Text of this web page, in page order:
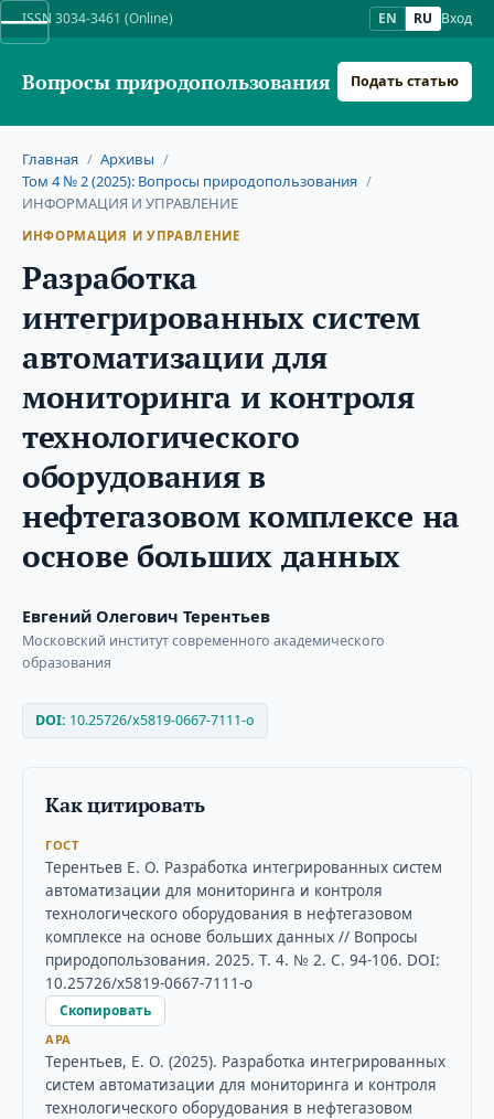
ISSN 3034-3461 (Online) EN RU Вход
Вопросы природопользования Подать статью
Главная / Архивы /
Том 4 № 2 (2025): Вопросы природопользования /
ИНФОРМАЦИЯ И УПРАВЛЕНИЕ
ИНФОРМАЦИЯ И УПРАВЛЕНИЕ
Разработка
интегрированных систем
автоматизации для
мониторинга и контроля
технологического
оборудования в
нефтегазовом комплексе на
основе больших данных
Евгений Олегович Терентьев
Московский институт современного академического
образования
DOI: 10.25726/x5819-0667-7111-o
Как цитировать
ГОСТ
Терентьев Е. О. Разработка интегрированных систем
автоматизации для мониторинга и контроля
технологического оборудования в нефтегазовом
комплексе на основе больших данных // Вопросы
природопользования. 2025. Т. 4. № 2. С. 94-106. DOI:
10.25726/x5819-0667-7111-o
Скопировать
APA
Терентьев, Е. О. (2025). Разработка интегрированных
систем автоматизации для мониторинга и контроля
технологического оборудования в нефтегазовом